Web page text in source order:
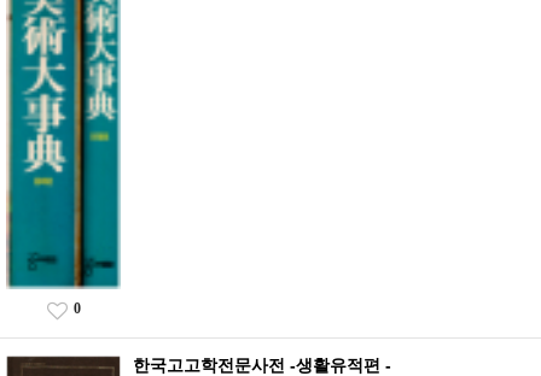
0
한국고고학전문사전 -생활유적편 -